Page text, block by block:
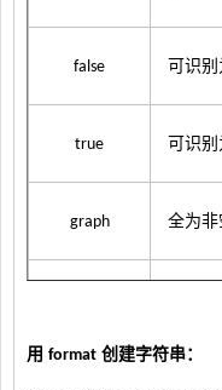
false 可识别
true 可识
graph 全为
用 format 创建字符串：